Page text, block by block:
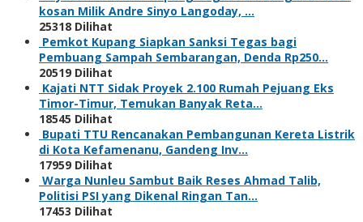
kosan Milik Andre Sinyo Langoday, …
25318 Dilihat
Pemkot Kupang Siapkan Sanksi Tegas bagi
Pembuang Sampah Sembarangan, Denda Rp250…
20519 Dilihat
Kajati NTT Sidak Proyek 2.100 Rumah Pejuang Eks
Timor-Timur, Temukan Banyak Reta…
18545 Dilihat
Bupati TTU Rencanakan Pembangunan Kereta Listrik
di Kota Kefamenanu, Gandeng Inv…
17959 Dilihat
Warga Nunleu Sambut Baik Reses Ahmad Talib,
Politisi PSI yang Dikenal Ringan Tan…
17453 Dilihat